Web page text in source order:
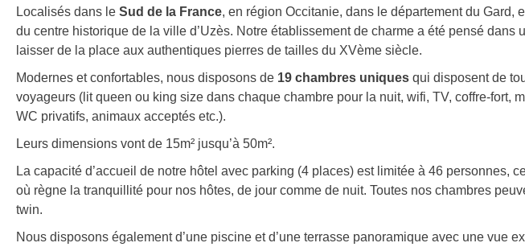
Localisés dans le Sud de la France, en région Occitanie, dans le département du
du centre historique de la ville d’Uzès. Notre établissement de charme a été pensé dans
laisser de la place aux authentiques pierres de tailles du XVème siècle.
Modernes et confortables, nous disposons de 19 chambres uniques qui disposent de
voyageurs (lit queen ou king size dans chaque chambre pour la nuit, wifi, TV, coffre-fort,
WC privatifs, animaux acceptés etc.).
Leurs dimensions vont de 15m² jusqu’à 50m².
La capacité d’accueil de notre hôtel avec parking (4 places) est limitée à 46 personnes,
où règne la tranquillité pour nos hôtes, de jour comme de nuit. Toutes nos chambres
twin.
Nous disposons également d’une piscine et d’une terrasse panoramique avec une vue